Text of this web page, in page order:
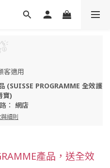
客適用
(SUISSE PROGRAMME 全效護
寶)
： 網店
細則
產品，送全效